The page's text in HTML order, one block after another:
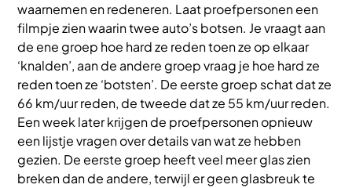
waarnemen en redeneren. Laat proefpersonen een
filmpje zien waarin twee auto’s botsen. Je vraagt aan
de ene groep hoe hard ze reden toen ze op elkaar
‘knalden’, aan de andere groep vraag je hoe hard ze
reden toen ze ‘botsten’. De eerste groep schat dat ze
66 km/uur reden, de tweede dat ze 55 km/uur reden.
Een week later krijgen de proefpersonen opnieuw
een lijstje vragen over details van wat ze hebben
gezien. De eerste groep heeft veel meer glas zien
breken dan de andere, terwijl er geen glasbreuk te